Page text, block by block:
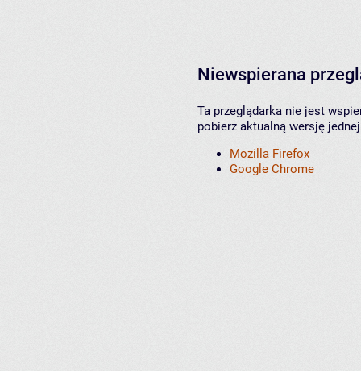
Niewspierana
Ta przeglądarka nie jest
pobierz aktualną wersję
Mozilla Firefox
Google Chrome